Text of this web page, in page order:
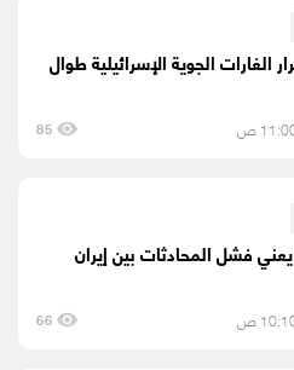
الغارات الجوية الإسرائيلية طوال
85
فشل المحادثات بين إيران
66